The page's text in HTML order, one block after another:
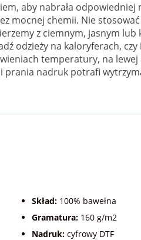
aby nabrała
mocnej chemii. Nie
z ciemnym, jasnym
odzieży na kaloryferach,
temperatury, na
nadruk potrafi
Skład: 100% bawełna
Gramatura: 160 g/m2
Nadruk: cyfrowy DTF